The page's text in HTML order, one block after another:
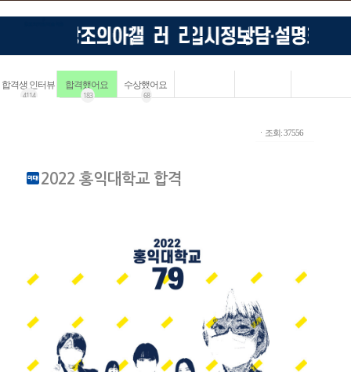
합격생 인터뷰
4114
합격했어요
183
수상했어요
68
ㆍ조회: 37556
2022 홍익대학교 합격